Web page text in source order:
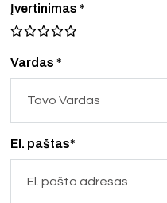
Vardas *
El. paštas*
Įvertinimas*